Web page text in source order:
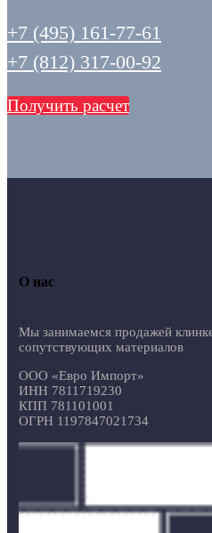
+7 (495) 161-77-61
+7 (812) 317-00-92
Получить расчет
О нас
Мы занимаемся продажей
сопутствующих материалов
ООО «Евро Импорт»
ИНН 7811719230
КПП 781101001
ОГРН 1197847021734